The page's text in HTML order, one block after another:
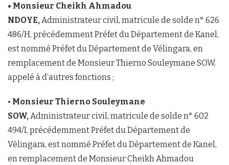
• Monsieur Cheikh Ahmadou
NDOYE, Administrateur civil, matricule de solde n° 626
486/H, précédemment Préfet du Département de Kanel,
est nommé Préfet du Département de Vélingara, en
remplacement de Monsieur Thierno Souleymane SOW,
appelé à d’autres fonctions ;
• Monsieur Thierno Souleymane
SOW, Administrateur civil, matricule de solde n° 602
494/I, précédemment Préfet du Département de
Vélingara, est nommé Préfet du Département de Kanel,
en remplacement de Monsieur Cheikh Ahmadou